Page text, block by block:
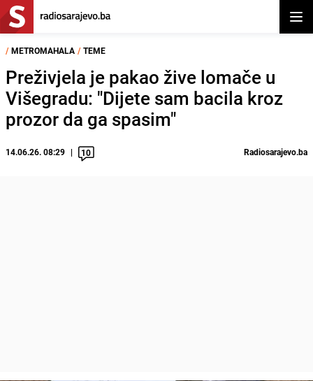
/ METROMAHALA / TEME
Preživjela je pakao žive lomače u
Višegradu: "Dijete sam bacila kroz
prozor da ga spasim"
14.06.26. 08:29 10 Radiosarajevo.ba